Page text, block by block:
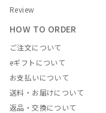
Review
HOW TO ORDER
ご注文について
eギフトについて
お支払いについて
送料・お届けについて
返品・交換について